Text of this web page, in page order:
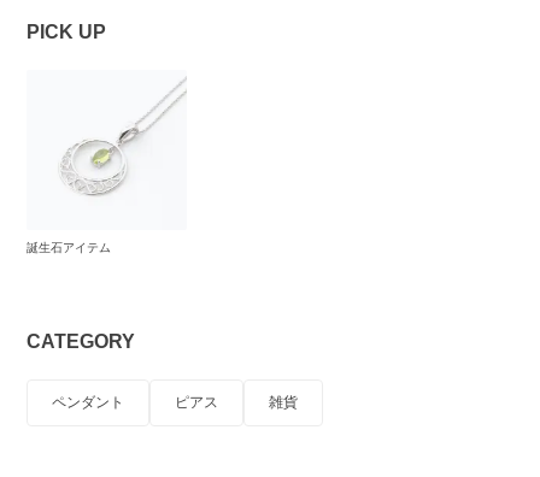
PICK UP
誕生石アイテム
CATEGORY
ペンダント ピアス 雑貨